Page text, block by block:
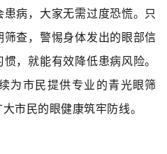
病，大家无需过度恐慌。只
查，警惕身体发出的眼部信
，就能有效降低患病风险。
为市民提供专业的青光眼筛
市民的眼健康筑牢防线。